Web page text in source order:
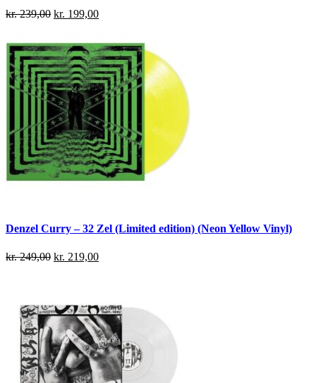
kr.239,00 kr. 199,00
Denzel Curry – 32 Zel (Limited edition) (Neon Yellow Vinyl)
kr.249,00 kr. 219,00